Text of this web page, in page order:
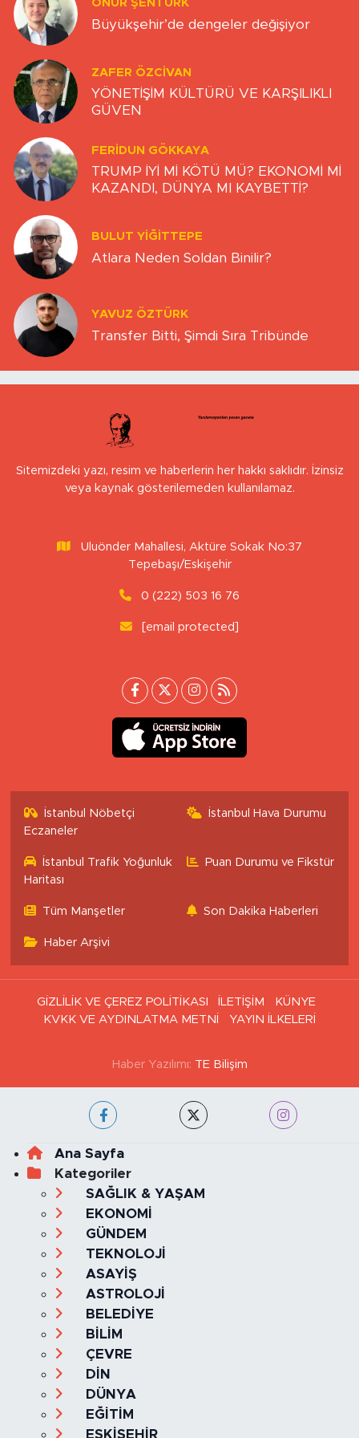
ONUR ŞENTÜRK
Büyükşehir’de dengeler değişiyor
ZAFER ÖZCIVAN
YÖNETİŞİM KÜLTÜRÜ VE KARŞILIKLI
GÜVEN
FERIDUN GÖKKAYA
TRUMP İYİ Mİ KÖTÜ MÜ? EKONOMİ Mİ
KAZANDI, DÜNYA MI KAYBETTİ?
BULUT YİĞİTTEPE
Atlara Neden Soldan Binilir?
YAVUZ ÖZTÜRK
Transfer Bitti, Şimdi Sıra Tribünde
Sitemizdeki yazı, resim ve haberlerin her hakkı saklıdır. İzinsiz
veya kaynak gösterilemeden kullanılamaz.
Uluönder Mahallesi, Aktüre Sokak No:37
Tepebaşı/Eskişehir
0 (222) 503 16 76
[email protected]
İstanbul Nöbetçi
Eczaneler
İstanbul Hava Durumu
İstanbul Trafik Yoğunluk
Haritası
Puan Durumu ve Fikstür
Tüm Manşetler Son Dakika Haberleri
Haber Arşivi
GİZLİLİK VE ÇEREZ POLİTİKASI İLETİŞİM
KÜNYE
KVKK VE AYDINLATMA METNİ
YAYIN İLKELERİ
Haber Yazılımı: TE Bilişim
Ana Sayfa
Kategoriler
SAĞLIK & YAŞAM
EKONOMİ
GÜNDEM
TEKNOLOJİ
ASAYİŞ
ASTROLOJİ
BELEDİYE
BİLİM
ÇEVRE
DİN
DÜNYA
EĞİTİM
ESKİŞEHİR